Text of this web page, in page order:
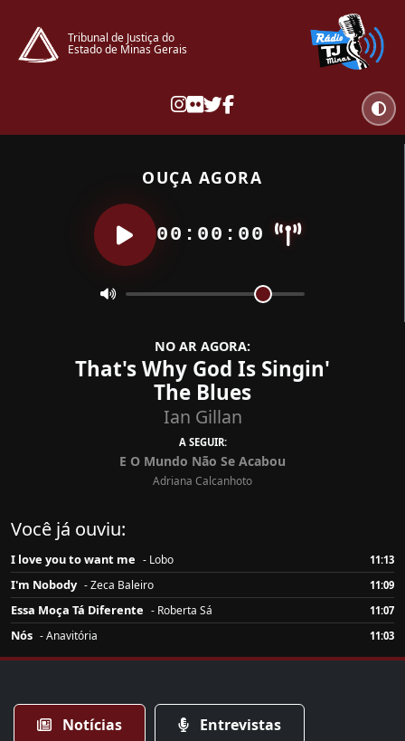
Tribunal de Justiça do
Estado de Minas Gerais
OUÇA AGORA
00:00:00
NO AR AGORA:
That's Why God Is Singin'
The Blues
Ian Gillan
A SEGUIR:
E O Mundo Não Se Acabou
Adriana Calcanhoto
Você já ouviu:
I love you to want me - Lobo 11:13
I'm Nobody - Zeca Baleiro 11:09
Essa Moça Tá Diferente - Roberta Sá 11:07
Nós - Anavitória 11:03
Notícias Entrevistas